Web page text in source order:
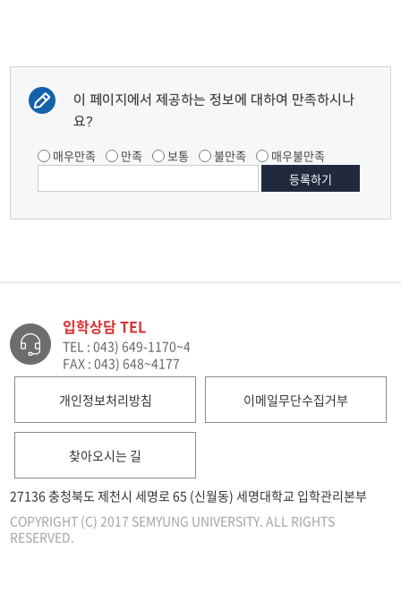
이 페이지에서 제공하는 정보에 대하여 만족하시나
요?
매우만족 만족 보통 불만족 매우불만족
입학상담 TEL
TEL : 043) 649-1170~4
FAX : 043) 648~4177
개인정보처리방침 이메일무단수집거부
찾아오시는 길
27136 충청북도 제천시 세명로 65 (신월동) 세명대학교 입학관리본부
COPYRIGHT (C) 2017 SEMYUNG UNIVERSITY. ALL RIGHTS
RESERVED.